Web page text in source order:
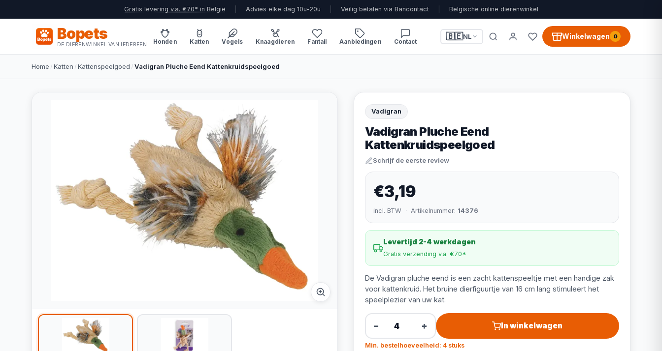
Gratis levering v.a. €70* in België Advies elke dag 10u-20u Veilig betalen via Bancontact Belgische online dierenwinkel
Bopets
DE DIERENWINKEL VAN IEDEREEN Honden Katten Vogels Knaagdieren Fantail Aanbiedingen Contact
🇧🇪NL Winkelwagen 0
Home /Katten /Kattenspeelgoed /Vadigran Pluche Eend Kattenkruidspeelgoed
Vadigran
Vadigran Pluche Eend
Kattenkruidspeelgoed
Schrijf de eerste review
€3,19
incl. BTW · Artikelnummer: 14376
Levertijd 2-4 werkdagen
Gratis verzending v.a. €70*
De Vadigran pluche eend is een zacht kattenspeeltje met een handige zak
voor kattenkruid. Het bruine dierfiguurtje van 16 cm lang stimuleert het
speelplezier van uw kat.
− + In winkelwagen
Min. bestelhoeveelheid: 4 stuks